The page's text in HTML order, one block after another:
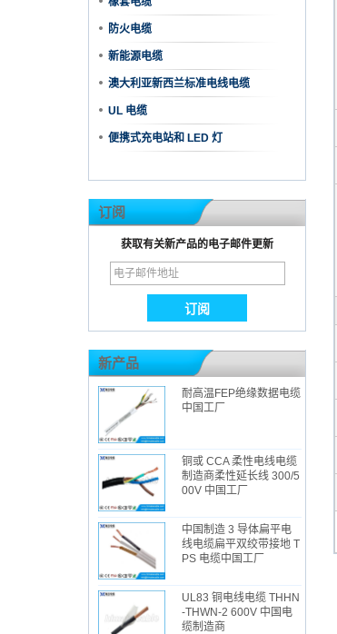
防火电缆
新能源电缆
澳大利亚新西兰标准电线电缆
UL 电缆
便携式充电站和 LED 灯
订阅
获取有关新产品的电子邮件更新
新产品
耐高温FEP绝缘数据电缆
中国工厂
铜或 CCA 柔性电线电缆
制造商柔性延长线 300/5
00V 中国工厂
中国制造 3 导体扁平电
线电缆扁平双绞带接地 T
PS 电缆中国工厂
UL83 铜电线电缆 THHN
-THWN-2 600V 中国电
缆制造商